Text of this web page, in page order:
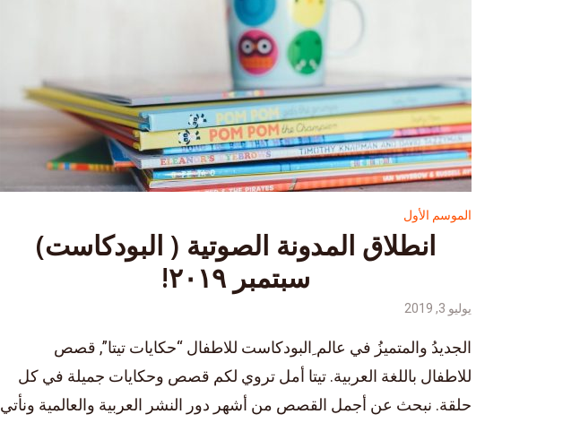
الموسم الأول
انطلاق المدونة الصوتية ( البودكاست)
سبتمبر ٢٠١٩!
يوليو 3, 2019
الجديدُ والمتميزُ في عالم ِالبودكاست للاطفال “حكايات تيتا”, قصص
للاطفال باللغة العربية. تيتا أمل تروي لكم قصص وحكايات جميلة في كل
حلقة. نبحث عن أجمل القصص من أشهر دور النشر العربية والعالمية ونأتي